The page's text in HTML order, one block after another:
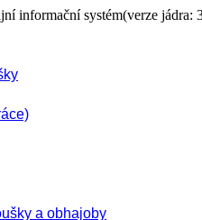
informační systém(verze jádra:
a obhajoby